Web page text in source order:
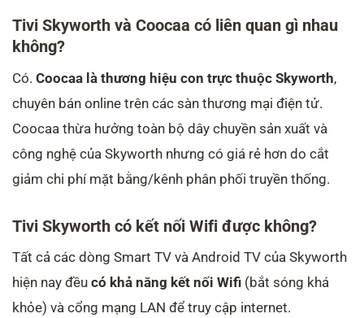
Tivi Skyworth và Coocaa có liên quan gì nhau
không?
Có. Coocaa là thương hiệu con trực thuộc Skyworth,
chuyên bán online trên các sàn thương mại điện tử.
Coocaa thừa hưởng toàn bộ dây chuyền sản xuất và
công nghệ của Skyworth nhưng có giá rẻ hơn do cắt
giảm chi phí mặt bằng/kênh phân phối truyền thống.
Tivi Skyworth có kết nối Wifi được không?
Tất cả các dòng Smart TV và Android TV của Skyworth
hiện nay đều có khả năng kết nối Wifi (bắt sóng khá
khỏe) và cổng mạng LAN để truy cập internet.